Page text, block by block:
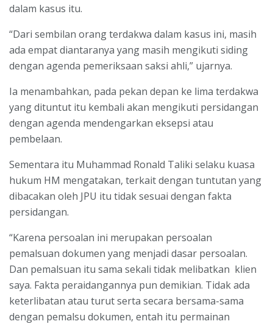
dalam kasus itu.
“Dari sembilan orang terdakwa dalam kasus ini, masih
ada empat diantaranya yang masih mengikuti siding
dengan agenda pemeriksaan saksi ahli,” ujarnya.
Ia menambahkan, pada pekan depan ke lima terdakwa
yang dituntut itu kembali akan mengikuti persidangan
dengan agenda mendengarkan eksepsi atau
pembelaan.
Sementara itu Muhammad Ronald Taliki selaku kuasa
hukum HM mengatakan, terkait dengan tuntutan yang
dibacakan oleh JPU itu tidak sesuai dengan fakta
persidangan.
“Karena persoalan ini merupakan persoalan
pemalsuan dokumen yang menjadi dasar persoalan.
Dan pemalsuan itu sama sekali tidak melibatkan klien
saya. Fakta peraidangannya pun demikian. Tidak ada
keterlibatan atau turut serta secara bersama-sama
dengan pemalsu dokumen, entah itu permainan